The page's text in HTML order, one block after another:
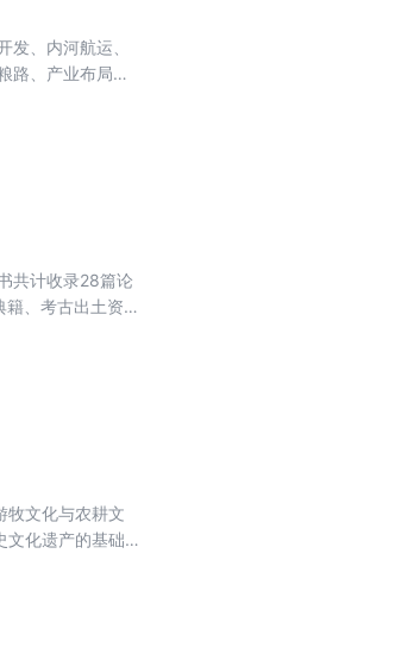
、内河航运、
路、产业布局及
共计收录28篇论
籍、考古出土资
讨论，澄清了
牧文化与农耕文
文化遗产的基础